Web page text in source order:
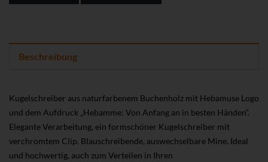
Beschreibung
Kugelschreiber aus naturfarbenem Buchenholz mit Hebamuse Logo
und dem Aufdruck „Hebamme: Von Anfang an in besten Händen“.
Elegante Verarbeitung, ein formschöner Kugelschreiber mit
verchromtem Clip. Blauschreibende, auswechselbare Mine. Ideal
und hochwertig, auch zum Verteilen in Ihren